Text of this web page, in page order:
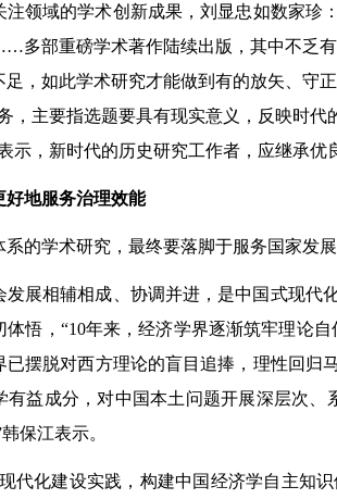
注领域的学术创新成果，刘显忠如数家珍
多部重磅学术著作陆续出版，其中不乏
，如此学术研究才能做到有的放矢、守
，主要指选题要具有现实意义，反映时
示，新时代的历史研究工作者，应继承
好地服务治理效能
系的学术研究，最终要落脚于服务国家发
发展相辅相成、协调并进，是中国式现代
体悟，“10年来，经济学界逐渐筑牢理论
已摆脱对西方理论的盲目追捧，理性回
有益成分，对中国本土问题开展深层次、
保江表示。
代化建设实践，构建中国经济学自主知